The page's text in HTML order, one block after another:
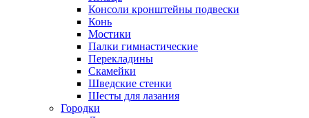
Консоли кронштейны подвески
Конь
Мостики
Палки гимнастические
Перекладины
Скамейки
Шведские стенки
Шесты для лазания
Городки